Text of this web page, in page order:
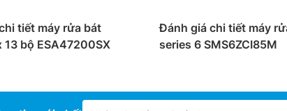
tiết máy rửa bát
13 bộ ESA47200SX
Đánh giá chi tiết máy
series 6 SMS6ZCI85M